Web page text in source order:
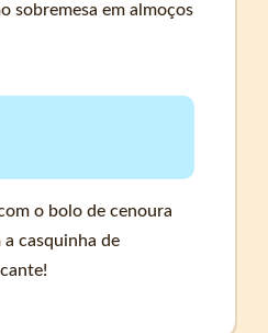
sobremesa em almoços
o bolo de cenoura
casquinha de